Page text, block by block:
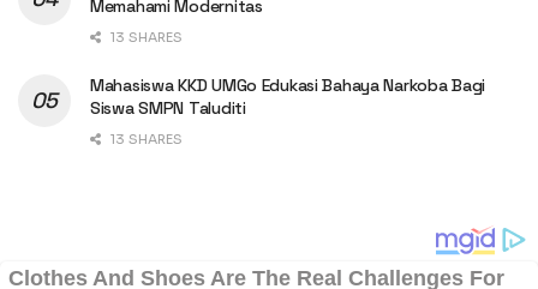
Memahami Modernitas
13 SHARES
Mahasiswa KKD UMGo Edukasi Bahaya Narkoba Bagi
Siswa SMPN Taluditi
13 SHARES